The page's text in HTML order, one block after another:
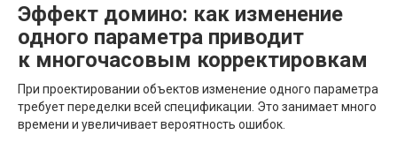
Эффект домино: как изменение
одного параметра приводит
к многочасовым корректировкам
При проектировании объектов изменение одного параметра
требует переделки всей спецификации. Это занимает много
времени и увеличивает вероятность ошибок.